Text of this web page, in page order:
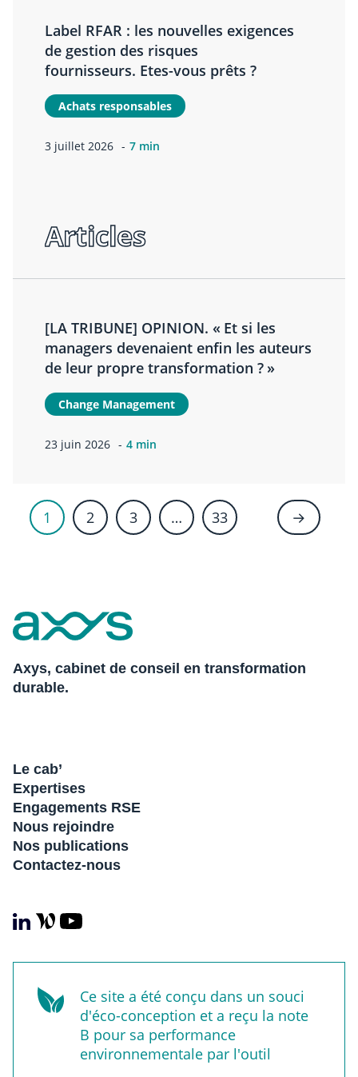
Label RFAR : les nouvelles exigences
de gestion des risques
fournisseurs. Etes-vous prêts ?
Achats responsables
3 juillet 2026 7 min
Articles
[LA TRIBUNE] OPINION. « Et si les
managers devenaient enfin les auteurs
de leur propre transformation ? »
Change Management
23 juin 2026 4 min
1 2 3 … 33 →
Axys, cabinet de conseil en transformation
durable.
Le cab’
Expertises
Engagements RSE
Nous rejoindre
Nos publications
Contactez-nous
Ce site a été conçu dans un souci
d'éco-conception et a reçu la note
B pour sa performance
environnementale par l'outil